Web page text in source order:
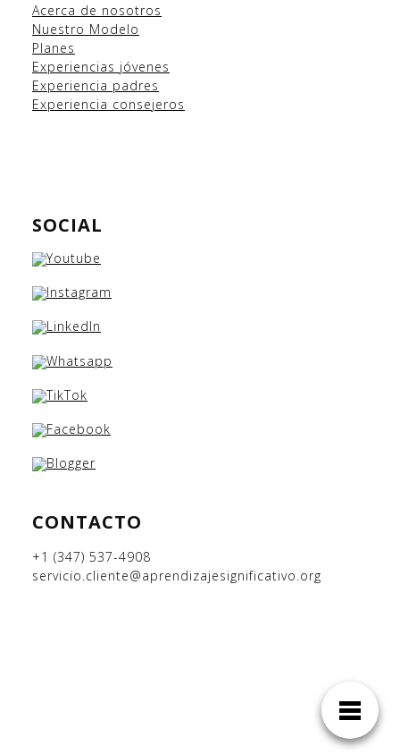
Acerca de nosotros
Nuestro Modelo
Planes
Experiencias jóvenes
Experiencia padres
Experiencia consejeros
SOCIAL
CONTACTO
+1 (347) 537-4908
servicio.cliente@aprendizajesignificativo.org